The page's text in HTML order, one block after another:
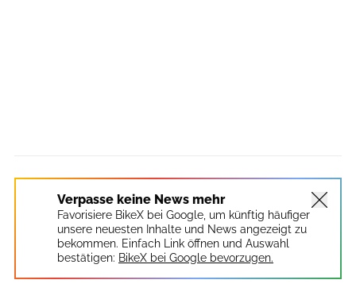
Verpasse keine News mehr
Favorisiere BikeX bei Google, um künftig häufiger
unsere neuesten Inhalte und News angezeigt zu
bekommen. Einfach Link öffnen und Auswahl
bestätigen: BikeX bei Google bevorzugen.